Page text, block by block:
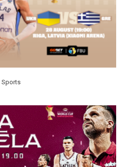
Sports